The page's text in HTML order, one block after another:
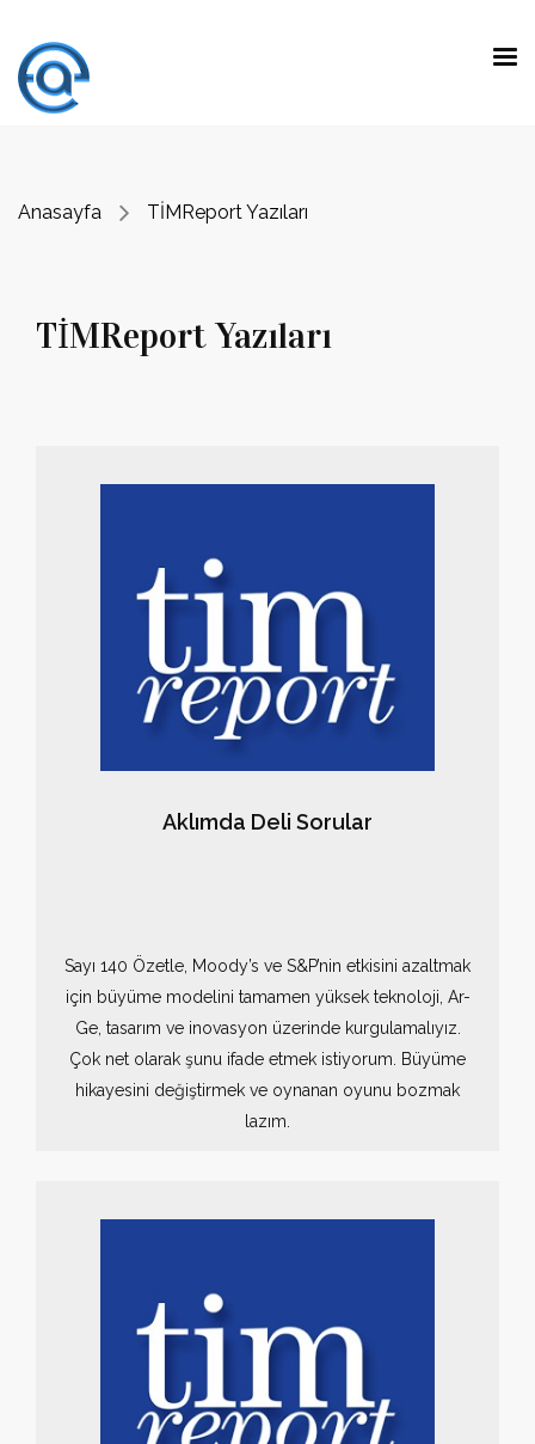
Anasayfa TİMReport Yazıları
TİMReport Yazıları
Aklımda Deli Sorular
Sayı 140 Özetle, Moody’s ve S&P’nin etkisini azaltmak
için büyüme modelini tamamen yüksek teknoloji, Ar-
Ge, tasarım ve inovasyon üzerinde kurgulamalıyız.
Çok net olarak şunu ifade etmek istiyorum. Büyüme
hikayesini değiştirmek ve oynanan oyunu bozmak
lazım.